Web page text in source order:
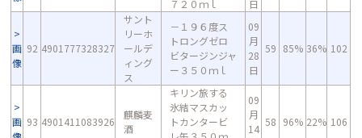
７２０ｍｌ
日
画
像
92 4901777328327
サント
リーホ
ールデ
ィング
ス
－１９６度ス
トロングゼロ
ビタージンジャ
ー３５０ｍｌ
09
月
28
日
59 85% 36% 102
画 93 4901411083926
麒麟麦
酒
キリン旅する
氷結マスカッ
トカンタービ
09
月
14
58 96% 22% 106